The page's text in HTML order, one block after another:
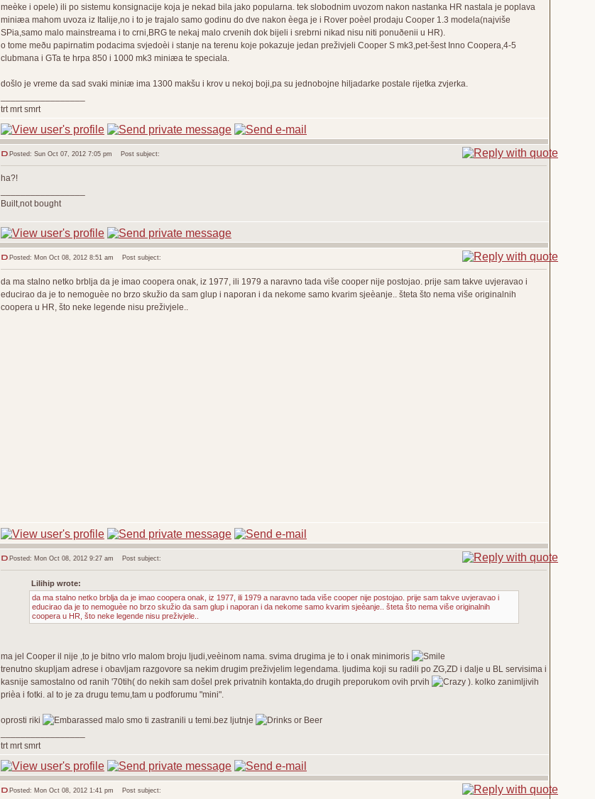
meèke i opele) ili po sistemu konsignacije koja je nekad bila jako popularna. tek slobodnim uvozom nakon nastanka HR nastala je poplava
miniæa mahom uvoza iz Italije,no i to je trajalo samo godinu do dve nakon èega je i Rover poèel prodaju Cooper 1.3 modela(najviše
SPia,samo malo mainstreama i to crni,BRG te nekaj malo crvenih dok bijeli i srebrni nikad nisu niti ponuðenii u HR).
o tome meðu papirnatim podacima svjedoèi i stanje na terenu koje pokazuje jedan preživjeli Cooper S mk3,pet-šest Inno Coopera,4-5
clubmana i GTa te hrpa 850 i 1000 mk3 miniæa te speciala.
došlo je vreme da sad svaki miniæ ima 1300 makšu i krov u nekoj boji,pa su jednobojne hiljadarke postale rijetka zvjerka.
trt mrt smrt
Posted: Sun Oct 07, 2012 7:05 pm Post subject:
ha?!
Built,not bought
Posted: Mon Oct 08, 2012 8:51 am Post subject:
da ma stalno netko brblja da je imao coopera onak, iz 1977, ili 1979 a naravno tada više cooper nije postojao. prije sam takve uvjeravao i
educirao da je to nemoguèe no brzo skužio da sam glup i naporan i da nekome samo kvarim sjeèanje.. šteta što nema više originalnih
coopera u HR, što neke legende nisu preživjele..
Posted: Mon Oct 08, 2012 9:27 am Post subject:
Lilihip wrote:
da ma stalno netko brblja da je imao coopera onak, iz 1977, ili 1979 a naravno tada više cooper nije postojao. prije sam takve uvjeravao i
educirao da je to nemoguèe no brzo skužio da sam glup i naporan i da nekome samo kvarim sjeèanje.. šteta što nema više originalnih
coopera u HR, što neke legende nisu preživjele..
ma jel Cooper il nije ,to je bitno vrlo malom broju ljudi,veèinom nama. svima drugima je to i onak minimoris
trenutno skupljam adrese i obavljam razgovore sa nekim drugim preživjelim legendama. ljudima koji su radili po ZG,ZD i dalje u BL servisima i
kasnije samostalno od ranih '70tih( do nekih sam došel prek privatnih kontakta,do drugih preporukom ovih prvih
). kolko zanimljivih
prièa i fotki. al to je za drugu temu,tam u podforumu "mini".
oprosti riki
malo smo ti zastranili u temi.bez ljutnje
trt mrt smrt
Posted: Mon Oct 08, 2012 1:41 pm Post subject: